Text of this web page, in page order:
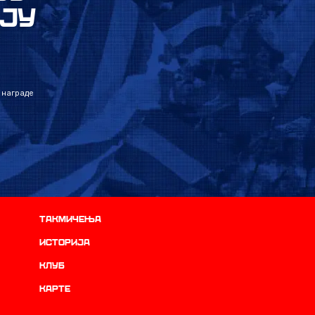
Такмичења
историја
Клуб
Карте